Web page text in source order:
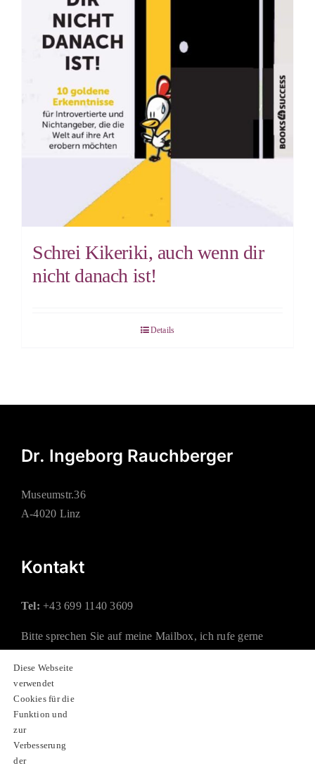
Schrei Kikeriki, auch wenn dir
nicht danach ist!
Details
Dr. Ingeborg Rauchberger
Museumstr.36
A-4020 Linz
Kontakt
Tel: +43 699 1140 3609
Bitte sprechen Sie auf meine Mailbox, ich rufe gerne
Mail: office@rauchberger.at
Soziale Netzwerke
Diese Webseite
verwendet
Cookies für die
Funktion und
zur
Verbesserung
der